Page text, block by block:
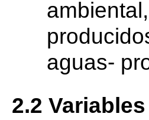
aguas-
2.2